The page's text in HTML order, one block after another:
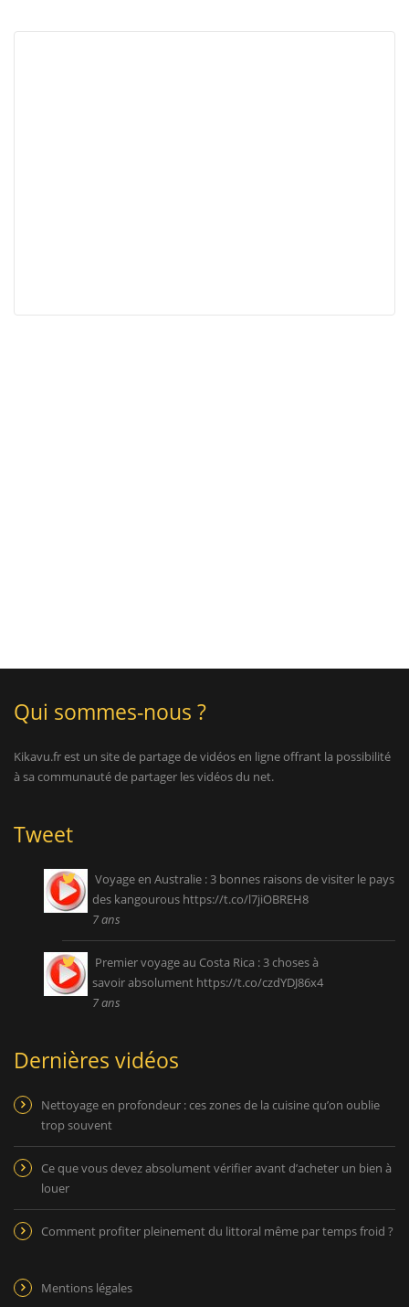
Qui sommes-nous ?
Kikavu.fr est un site de partage de vidéos en ligne offrant la possibilité
à sa communauté de partager les vidéos du net.
Tweet
Voyage en Australie : 3 bonnes raisons de visiter le pays
des kangourous https://t.co/l7jiOBREH8
7 ans
Premier voyage au Costa Rica : 3 choses à
savoir absolument https://t.co/czdYDJ86x4
7 ans
Dernières vidéos
Nettoyage en profondeur : ces zones de la cuisine qu’on oublie
trop souvent
Ce que vous devez absolument vérifier avant d’acheter un bien à
louer
Comment profiter pleinement du littoral même par temps froid ?
Mentions légales